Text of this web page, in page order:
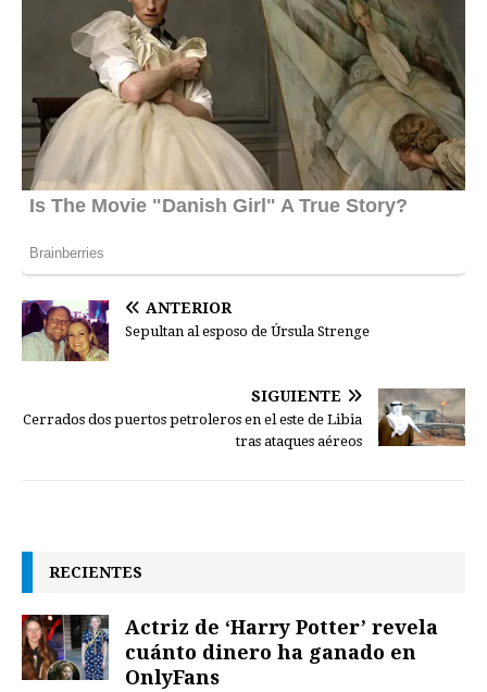
ANTERIOR
Sepultan al esposo de Úrsula Strenge
SIGUIENTE
Cerrados dos puertos petroleros en el este de Libia
tras ataques aéreos
RECIENTES
Actriz de ‘Harry Potter’ revela
cuánto dinero ha ganado en
OnlyFans